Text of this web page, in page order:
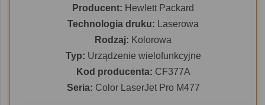
Producent: Hewlett Packard
Technologia druku: Laserowa
Rodzaj: Kolorowa
Typ: Urządzenie wielofunkcyjne
Kod producenta: CF377A
Seria: Color LaserJet Pro M477